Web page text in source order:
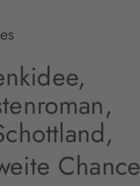
Chance